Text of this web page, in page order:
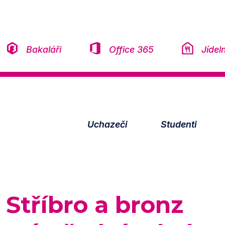
Bakaláři
Office 365
Uchazeči Studenti
Stříbro a bronz